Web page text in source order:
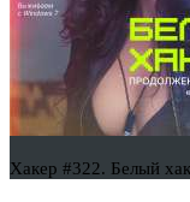
Хакер #322. Белый